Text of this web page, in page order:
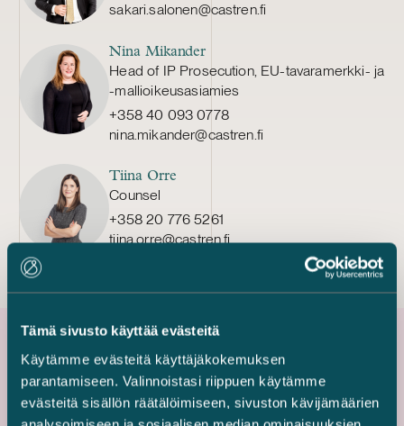
Tämä sivusto käyttää evästeitä
Käytämme evästeitä käyttäjäkokemuksen
parantamiseen. Valinnoistasi riippuen käytämme
evästeitä sisällön räätälöimiseen, sivuston kävijämäärien
sakari.salonen@castren.fi
Nina Mikander
Head of IP Prosecution, EU-tavaramerkki- ja
-mallioikeusasiamies
+358 40 093 0778
nina.mikander@castren.fi
Tiina Orre
Counsel
+358 20 776 5261
tiina.orre@castren.fi
Uusimmat referenssit